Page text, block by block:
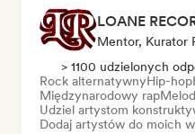
LOANE
Mentor, Kurator
> 1100 udzielonych
Rock alternatywnyHip-hop
Międzynarodowy rap
Udziel artystom
Dodaj artystów do moich